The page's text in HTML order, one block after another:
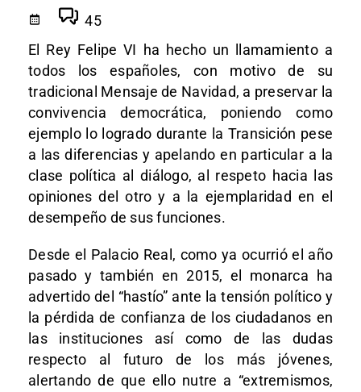
45
El Rey Felipe VI ha hecho un llamamiento a
todos los españoles, con motivo de su
tradicional Mensaje de Navidad, a preservar la
convivencia democrática, poniendo como
ejemplo lo logrado durante la Transición pese
a las diferencias y apelando en particular a la
clase política al diálogo, al respeto hacia las
opiniones del otro y a la ejemplaridad en el
desempeño de sus funciones.
Desde el Palacio Real, como ya ocurrió el año
pasado y también en 2015, el monarca ha
advertido del “hastío” ante la tensión político y
la pérdida de confianza de los ciudadanos en
las instituciones así como de las dudas
respecto al futuro de los más jóvenes,
alertando de que ello nutre a “extremismos,